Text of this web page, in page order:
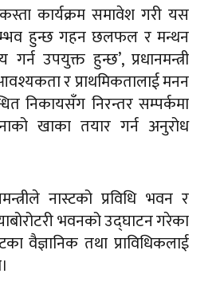
कार्यक्रम समावेश गरी यस
हुन्छ गहन छलफल र मन्थन
उपयुक्त हुन्छ’, प्रधानमन्त्री
र प्राथमिकतालाई मनन
निकायसँग निरन्तर सम्पर्कमा
खाका तयार गर्न अनुरोध
नास्टको प्रविधि भवन र
भवनको उद्घाटन गरेका
वैज्ञानिक तथा प्राविधिकलाई